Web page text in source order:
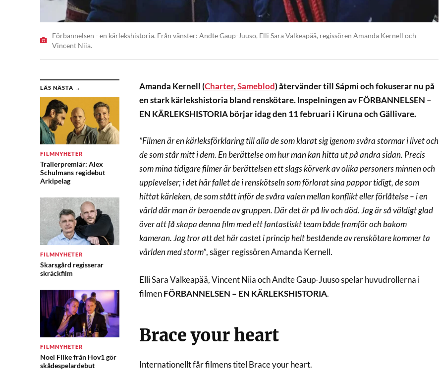
Förbannelsen - en kärlekshistoria. Från vänster: Andte Gaup-Juuso, Elli Sara Valkeapää, regissören Amanda Kernell och
Vincent Niia.
LÄS NÄSTA →
FILMNYHETER
Trailerpremiär: Alex
Schulmans regidebut
Arkipelag
FILMNYHETER
Skarsgård regisserar
skräckfilm
FILMNYHETER
Noel Flike från Hov1 gör
skådespelardebut
Amanda Kernell (Charter,Sameblod) återvänder till Sápmi och fokuserar nu på
en stark kärlekshistoria bland renskötare. Inspelningen av FÖRBANNELSEN –
EN KÄRLEKSHISTORIA börjar idag den 11 februari i Kiruna och Gällivare.
”Filmen är en kärleksförklaring till alla de som klarat sig igenom svåra stormar i livet och
de som står mitt i dem. En berättelse om hur man kan hitta ut på andra sidan. Precis
som mina tidigare filmer är berättelsen ett slags körverk av olika personers minnen och
upplevelser; i det här fallet de i renskötseln som förlorat sina pappor tidigt, de som
hittat kärleken, de som stått inför de svåra valen mellan konflikt eller förlåtelse – i en
värld där man är beroende av gruppen. Där det är på liv och död. Jag är så väldigt glad
över att få skapa denna film med ett fantastiskt team både framför och bakom
kameran. Jag tror att det här castet i princip helt bestående av renskötare kommer ta
världen med storm”, säger regissören Amanda Kernell.
Elli Sara Valkeapää, Vincent Niia och Andte Gaup-Juuso spelar huvudrollerna i
filmenFÖRBANNELSEN – EN KÄRLEKSHISTORIA.
Brace your heart
Internationellt får filmens titel Brace your heart.